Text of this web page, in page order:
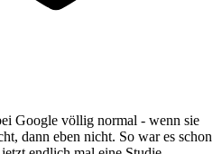
Google völlig normal - wenn sie
dann eben nicht. So war es schon